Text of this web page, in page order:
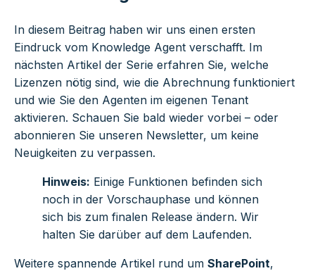
In diesem Beitrag haben wir uns einen ersten
Eindruck vom Knowledge Agent verschafft. Im
nächsten Artikel der Serie erfahren Sie, welche
Lizenzen nötig sind, wie die Abrechnung funktioniert
und wie Sie den Agenten im eigenen Tenant
aktivieren. Schauen Sie bald wieder vorbei – oder
abonnieren Sie unseren Newsletter, um keine
Neuigkeiten zu verpassen.
Hinweis: Einige Funktionen befinden sich
noch in der Vorschauphase und können
sich bis zum finalen Release ändern. Wir
halten Sie darüber auf dem Laufenden.
Weitere spannende Artikel rund um SharePoint,